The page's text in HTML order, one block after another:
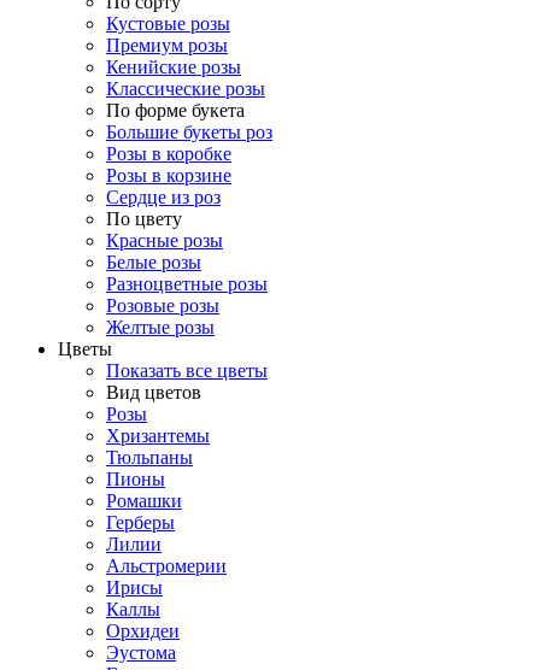
Кустовые розы
Премиум розы
Кенийские розы
Классические розы
По форме букета
Большие букеты роз
Розы в коробке
Розы в корзине
Сердце из роз
По цвету
Красные розы
Белые розы
Разноцветные розы
Розовые розы
Желтые розы
Цветы
Показать все цветы
Вид цветов
Розы
Хризантемы
Тюльпаны
Пионы
Ромашки
Герберы
Лилии
Альстромерии
Ирисы
Каллы
Орхидеи
Эустома